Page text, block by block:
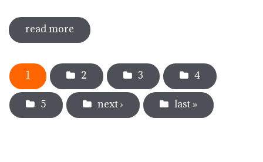
read more sobre diada de la flor - l'ou com balla a
la font
Pages
1 2 3 4
5 next › last »